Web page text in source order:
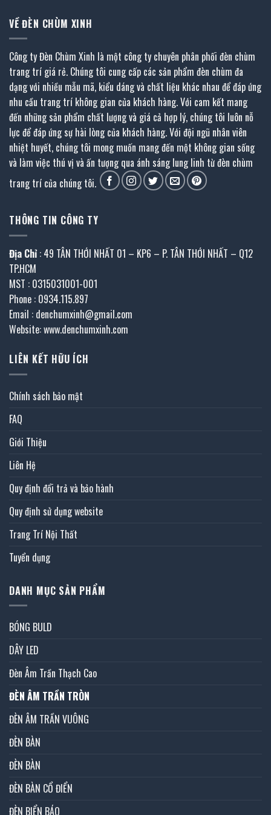
VỀ ĐÈN CHÙM XINH
Công ty Đèn Chùm Xinh là một công ty chuyên phân phối đèn chùm
trang trí giá rẻ. Chúng tôi cung cấp các sản phẩm đèn chùm đa
dạng với nhiều mẫu mã, kiểu dáng và chất liệu khác nhau để đáp ứng
nhu cầu trang trí không gian của khách hàng. Với cam kết mang
đến những sản phẩm chất lượng và giá cả hợp lý, chúng tôi luôn nỗ
lực để đáp ứng sự hài lòng của khách hàng. Với đội ngũ nhân viên
nhiệt huyết, chúng tôi mong muốn mang đến một không gian sống
và làm việc thú vị và ấn tượng qua ánh sáng lung linh từ đèn chùm
trang trí của chúng tôi.
THÔNG TIN CÔNG TY
Địa Chỉ : 49 TÂN THỚI NHẤT 01 – KP6 – P. TÂN THỚI NHẤT – Q12
TP.HCM
MST : 0315031001-001
Phone : 0934.115.897
Email : denchumxinh@gmail.com
Website: www.denchumxinh.com
LIÊN KẾT HỮU ÍCH
Chính sách bảo mật
FAQ
Giới Thiệu
Liên Hệ
Quy định đổi trả và bảo hành
Quy định sử dụng website
Trang Trí Nội Thất
Tuyển dụng
DANH MỤC SẢN PHẨM
BÓNG BULD
DÂY LED
Đèn Âm Trần Thạch Cao
ĐÈN ÂM TRẦN TRÒN
ĐÈN ÂM TRẦN VUÔNG
ĐÈN BÀN
ĐÈN BÀN
ĐÈN BÀN CỔ ĐIỂN
ĐÈN BIỂN BÁO